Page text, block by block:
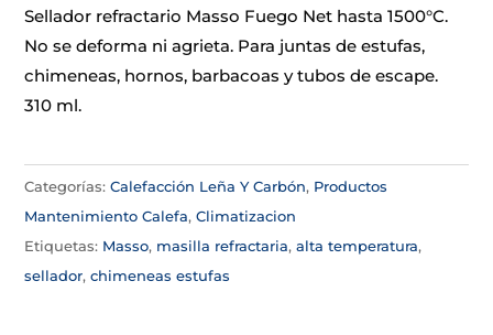
Sellador refractario Masso Fuego Net hasta 1500°C.
No se deforma ni agrieta. Para juntas de estufas,
chimeneas, hornos, barbacoas y tubos de escape.
310 ml.
Categorías:Calefacción Leña Y Carbón, Productos
Mantenimiento Calefa,Climatizacion
Etiquetas: Masso, masilla refractaria,alta temperatura,
sellador,chimeneas estufas